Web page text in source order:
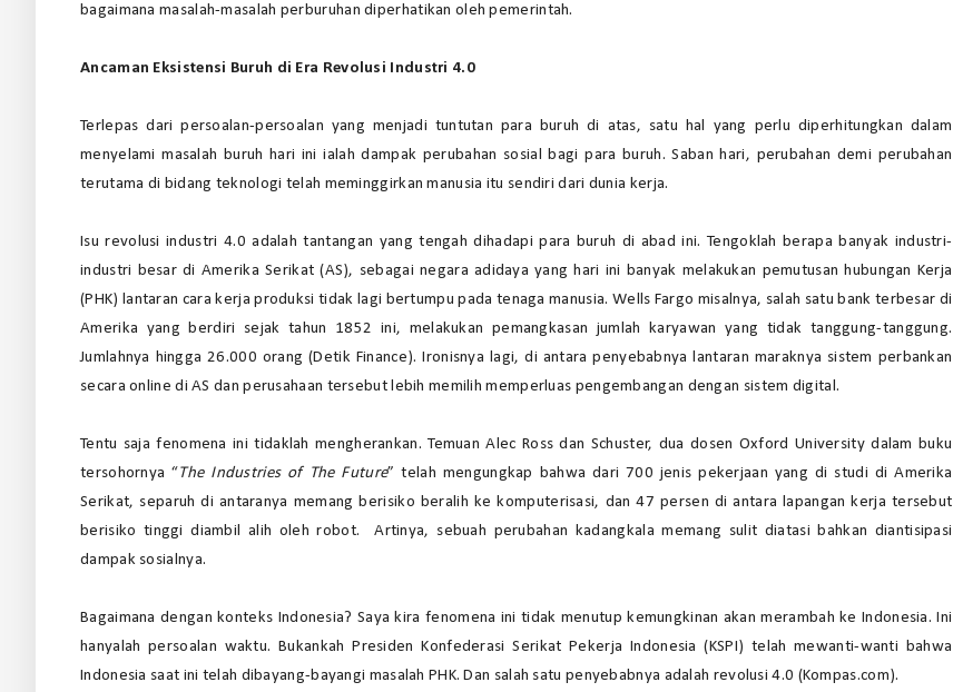
bagaimana masalah-masalah perburuhan diperhatikan oleh pemerintah.
Ancaman Eksistensi Buruh di Era Revolusi Industri 4.0
Terlepas dari persoalan-persoalan yang menjadi tuntutan para buruh di atas, satu hal yang perlu diperhitungkan dalam
menyelami masalah buruh hari ini ialah dampak perubahan sosial bagi para buruh. Saban hari, perubahan demi perubahan
terutama di bidang teknologi telah meminggirkan manusia itu sendiri dari dunia kerja.
Isu revolusi industri 4.0 adalah tantangan yang tengah dihadapi para buruh di abad ini. Tengoklah berapa banyak industri-
industri besar di Amerika Serikat (AS), sebagai negara adidaya yang hari ini banyak melakukan pemutusan hubungan Kerja
(PHK) lantaran cara kerja produksi tidak lagi bertumpu pada tenaga manusia. Wells Fargo misalnya, salah satu bank terbesar di
Amerika yang berdiri sejak tahun 1852 ini, melakukan pemangkasan jumlah karyawan yang tidak tanggung-tanggung.
Jumlahnya hingga 26.000 orang (Detik Finance). Ironisnya lagi, di antara penyebabnya lantaran maraknya sistem perbankan
secara online di AS dan perusahaan tersebut lebih memilih memperluas pengembangan dengan sistem digital.
Tentu saja fenomena ini tidaklah mengherankan. Temuan Alec Ross dan Schuster, dua dosen Oxford University dalam buku
tersohornya “ The Industries of The Future” telah mengungkap bahwa dari 700 jenis pekerjaan yang di studi di Amerika
Serikat, separuh di antaranya memang berisiko beralih ke komputerisasi, dan 47 persen di antara lapangan kerja tersebut
berisiko tinggi diambil alih oleh robot. Artinya, sebuah perubahan kadangkala memang sulit diatasi bahkan diantisipasi
dampak sosialnya.
Bagaimana dengan konteks Indonesia? Saya kira fenomena ini tidak menutup kemungkinan akan merambah ke Indonesia. Ini
hanyalah persoalan waktu. Bukankah Presiden Konfederasi Serikat Pekerja Indonesia (KSPI) telah mewanti-wanti bahwa
Indonesia saat ini telah dibayang-bayangi masalah PHK. Dan salah satu penyebabnya adalah revolusi 4.0 (Kompas.com).